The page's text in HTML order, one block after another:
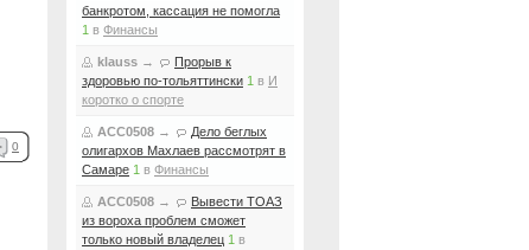
0
банкротом, кассация не помогла
1 в Финансы
klauss →
Прорыв к
здоровью по-тольяттински 1 в И
коротко о спорте
ACC0508 →
Дело беглых
олигархов Махлаев рассмотрят в
Самаре 1 в Финансы
ACC0508 →
Вывести ТОАЗ
из вороха проблем сможет
только новый владелец 1 в